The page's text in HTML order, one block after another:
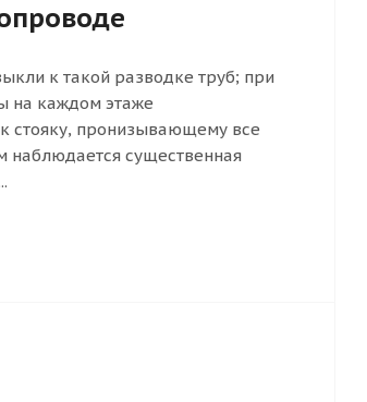
к такой разводке труб; при
на каждом этаже
стояку, пронизывающему все
наблюдается существенная